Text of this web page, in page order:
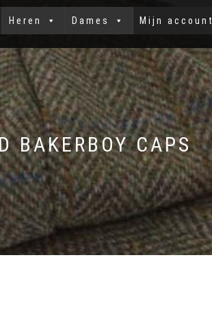
Heren Dames Mijn account
BAKERBOY CAPS